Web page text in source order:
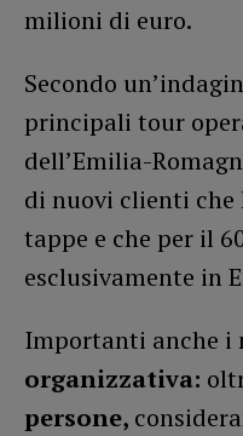
milioni di euro.
Secondo
principali tour
dell’Emilia-
di nuovi clienti
tappe e che per il
esclusivamente in
Importanti anche i
organizzativa:
persone,